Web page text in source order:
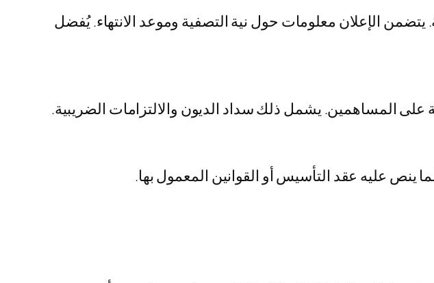
الإعلان معلومات حول نية التصفية وموعد الانتهاء. يُفضل
على المساهمين. يشمل ذلك سداد الديون والالتزامات الضريبية.
ينص عليه عقد التأسيس أو القوانين المعمول بها.